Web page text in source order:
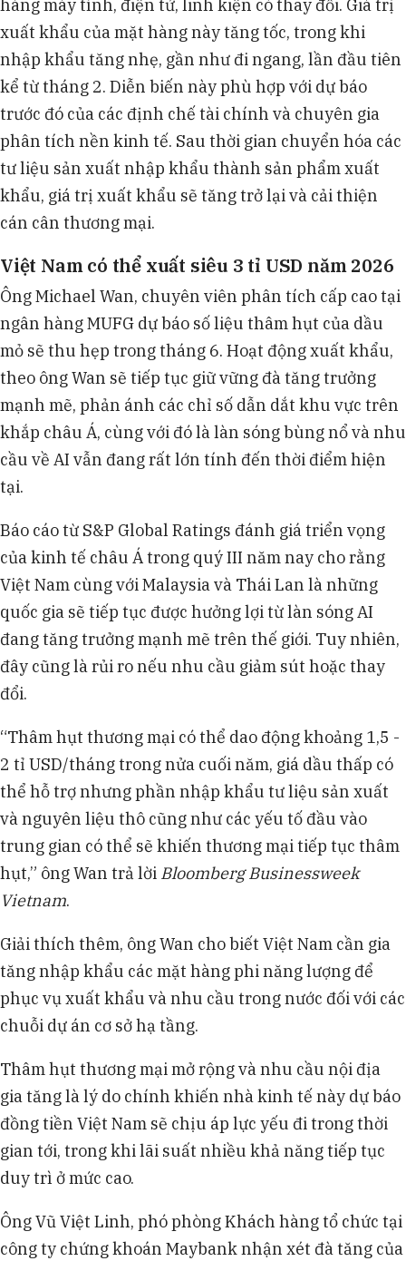
hàng máy tính, điện tử, linh kiện có thay đổi. Giá trị
xuất khẩu của mặt hàng này tăng tốc, trong khi
nhập khẩu tăng nhẹ, gần như đi ngang, lần đầu tiên
kể từ tháng 2. Diễn biến này phù hợp với dự báo
trước đó của các định chế tài chính và chuyên gia
phân tích nền kinh tế. Sau thời gian chuyển hóa các
tư liệu sản xuất nhập khẩu thành sản phẩm xuất
khẩu, giá trị xuất khẩu sẽ tăng trở lại và cải thiện
cán cân thương mại.
Việt Nam có thể xuất siêu 3 tỉ USD năm 2026
Ông Michael Wan, chuyên viên phân tích cấp cao tại
ngân hàng MUFG dự báo số liệu thâm hụt của dầu
mỏ sẽ thu hẹp trong tháng 6. Hoạt động xuất khẩu,
theo ông Wan sẽ tiếp tục giữ vững đà tăng trưởng
mạnh mẽ, phản ánh các chỉ số dẫn dắt khu vực trên
khắp châu Á, cùng với đó là làn sóng bùng nổ và nhu
cầu về AI vẫn đang rất lớn tính đến thời điểm hiện
tại.
Báo cáo từ S&P Global Ratings đánh giá triển vọng
của kinh tế châu Á trong quý III năm nay cho rằng
Việt Nam cùng với Malaysia và Thái Lan là những
quốc gia sẽ tiếp tục được hưởng lợi từ làn sóng AI
đang tăng trưởng mạnh mẽ trên thế giới. Tuy nhiên,
đây cũng là rủi ro nếu nhu cầu giảm sút hoặc thay
đổi.
“Thâm hụt thương mại có thể dao động khoảng 1,5 -
2 tỉ USD/tháng trong nửa cuối năm, giá dầu thấp có
thể hỗ trợ nhưng phần nhập khẩu tư liệu sản xuất
và nguyên liệu thô cũng như các yếu tố đầu vào
trung gian có thể sẽ khiến thương mại tiếp tục thâm
hụt,” ông Wan trả lời Bloomberg Businessweek
Vietnam.
Giải thích thêm, ông Wan cho biết Việt Nam cần gia
tăng nhập khẩu các mặt hàng phi năng lượng để
phục vụ xuất khẩu và nhu cầu trong nước đối với các
chuỗi dự án cơ sở hạ tầng.
Thâm hụt thương mại mở rộng và nhu cầu nội địa
gia tăng là lý do chính khiến nhà kinh tế này dự báo
đồng tiền Việt Nam sẽ chịu áp lực yếu đi trong thời
gian tới, trong khi lãi suất nhiều khả năng tiếp tục
duy trì ở mức cao.
Ông Vũ Việt Linh, phó phòng Khách hàng tổ chức tại
công ty chứng khoán Maybank nhận xét đà tăng của